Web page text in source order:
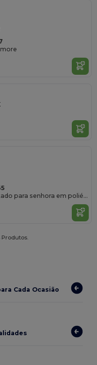
Casaco polar cintado para senhora em poliéster
Produtos.
Cada Ocasião